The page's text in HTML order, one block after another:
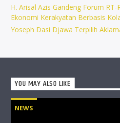
H. Arisal Azis Gandeng Forum RT-
Ekonomi Kerakyatan Berbasis
Yoseph Dasi Djawa Terpilih
YOU MAY ALSO LIKE
NEWS